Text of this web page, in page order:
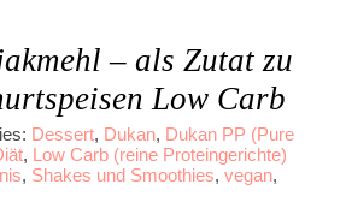
– als Zutat zu
Low Carb
Dessert, Dukan, Dukan PP (Pure
, Low Carb (reine Proteingerichte)
, Shakes und Smoothies, vegan,